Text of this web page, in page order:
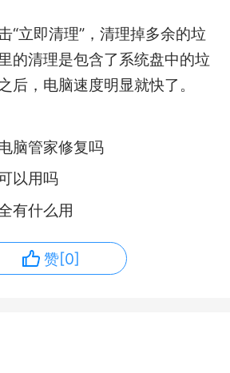
“立即清理”，清理掉多余的垃
的清理是包含了系统盘中的垃
后，电脑速度明显就快了。
脑管家修复吗
以用吗
有什么用
赞[0]